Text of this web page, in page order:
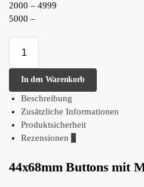
2000 – 4999
5000 –
In den Warenkorb
Beschreibung
Zusätzliche Informationen
Produktsicherheit
Rezensionen
44x68mm Buttons mit